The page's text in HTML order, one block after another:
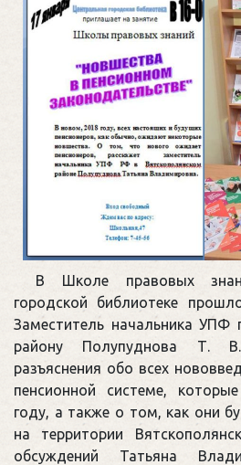
В Школе правовых
городской библиотеке
Заместитель начальника УПФ
району Полупуднова Т.
разъяснения обо всех
пенсионной системе,
году, а также о том, как они
на территории
обсуждений Татьяна